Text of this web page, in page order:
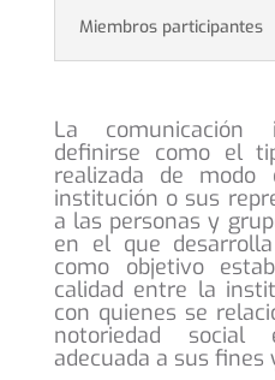
Miembros participantes
La comunicación
definirse como el
realizada de modo
institución o sus
a las personas y
en el que
como objetivo
calidad entre la
con quienes se
notoriedad social
adecuada a sus fines